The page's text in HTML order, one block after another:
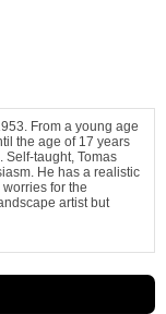
From a young age
the age of 17 years
Self-taught, Tomas
He has a realistic
for the
artist but
deTomás Castaño